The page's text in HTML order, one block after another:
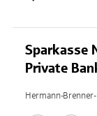
Sparkasse
Private
Hermann-